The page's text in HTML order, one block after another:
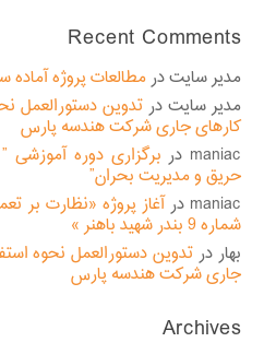
Recent Comments
مدیر سایتدرمطالعات پروژه
مدیر سایت در تدوین دستورالعمل
کارهای جاری شرکت هندسه پارس
maniac در برگزاری دوره آموزشی
حریق و مدیریت بحران”
maniac درآغاز پروژه «نظارت بر
شماره 9 بندر شهید باهنر »
بهاردر تدوین دستورالعمل نحوه
جاری شرکت هندسه پارس
Archives